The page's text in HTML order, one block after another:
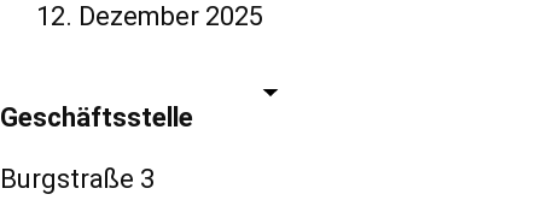
12. Dezember 2025
Geschäftsstelle
Burgstraße 3